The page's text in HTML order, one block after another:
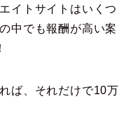
イトサイトはいくつ
中でも報酬が高い案
ば、それだけで10万